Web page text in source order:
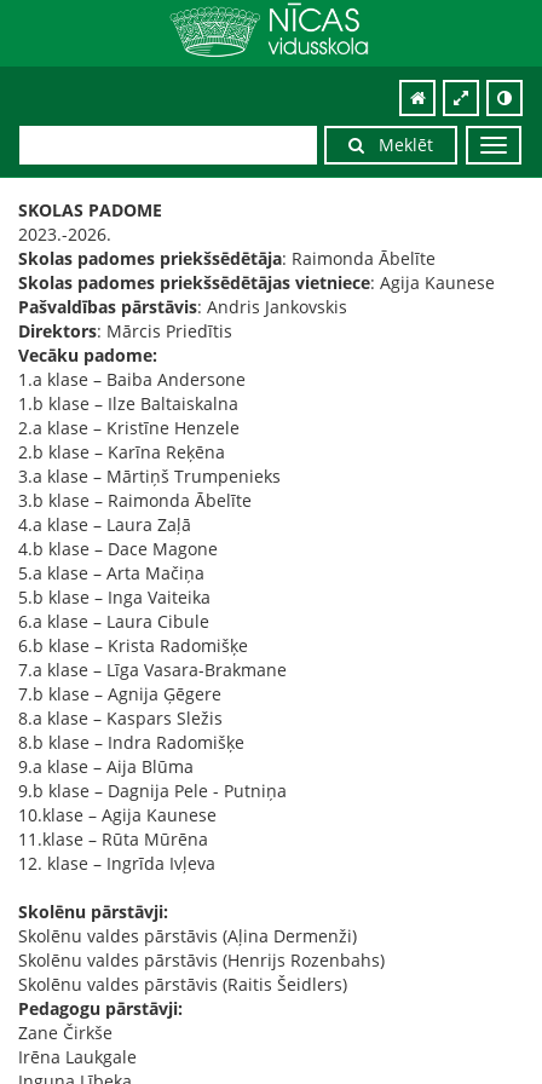
Meklēt
SKOLAS PADOME
2023.-2026.
Skolas padomes priekšsēdētāja: Raimonda Ābelīte
Skolas padomes priekšsēdētājas vietniece: Agija Kaunese
Pašvaldības pārstāvis: Andris Jankovskis
Direktors: Mārcis Priedītis
Vecāku padome:
1.a klase – Baiba Andersone
1.b klase – Ilze Baltaiskalna
2.a klase – Kristīne Henzele
2.b klase – Karīna Reķēna
3.a klase – Mārtiņš Trumpenieks
3.b klase – Raimonda Ābelīte
4.a klase – Laura Zaļā
4.b klase – Dace Magone
5.a klase – Arta Mačiņa
5.b klase – Inga Vaiteika
6.a klase – Laura Cibule
6.b klase – Krista Radomišķe
7.a klase – Līga Vasara-Brakmane
7.b klase – Agnija Ģēgere
8.a klase – Kaspars Sležis
8.b klase – Indra Radomišķe
9.a klase – Aija Blūma
9.b klase – Dagnija Pele - Putniņa
10.klase – Agija Kaunese
11.klase – Rūta Mūrēna
12. klase – Ingrīda Ivļeva
Skolēnu pārstāvji:
Skolēnu valdes pārstāvis (Aļina Dermenži)
Skolēnu valdes pārstāvis (Henrijs Rozenbahs)
Skolēnu valdes pārstāvis (Raitis Šeidlers)
Pedagogu pārstāvji:
Zane Čirkše
Irēna Laukgale